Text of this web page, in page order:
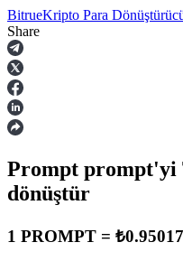
Vadeli İşlemler
BitrueKripto Para
Share
Prompt prompt'yi
dönüştür
1 PROMPT =